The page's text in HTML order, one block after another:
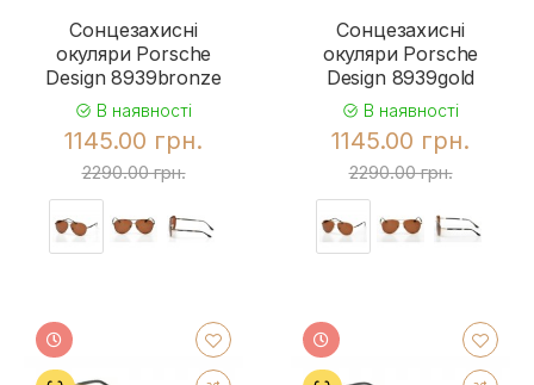
Сонцезахисні
окуляри Porsche
Design 8939bronze
В наявності
1145.00 грн.
2290.00 грн.
Сонцезахисні
окуляри Porsche
Design 8939gold
В наявності
1145.00 грн.
2290.00 грн.